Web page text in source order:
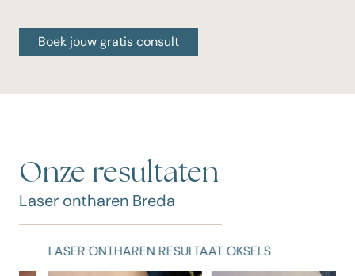
Boek jouw gratis consult
Onze resultaten
Laser ontharen Breda
LASER ONTHAREN RESULTAAT OKSELS